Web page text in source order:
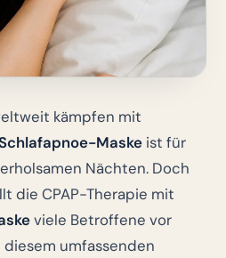
kämpfen mit
Maske ist für
Nächten. Doch
die CPAP-Therapie mit
viele Betroffene vor
diesem umfassenden